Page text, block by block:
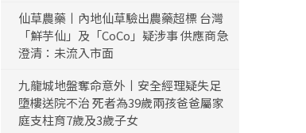
仙草農藥丨內地仙草驗出農藥超標 台灣
「鮮芋仙」及「CoCo」疑涉事 供應商急
澄清：未流入市面
九龍城地盤奪命意外丨安全經理疑失足
墮樓送院不治 死者為39歲兩孩爸爸屬家
庭支柱育7歲及3歲子女